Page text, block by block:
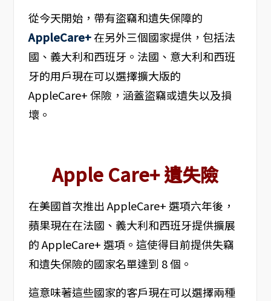
從今天開始，帶有盜竊和遺失保障的
AppleCare+在另外三個國家提供，包括法
國、義大利和西班牙。法國、意大利和西班
牙的用戶現在可以選擇擴大版的
AppleCare+ 保險，涵蓋盜竊或遺失以及損
壞。
Apple Care+ 遺失險
在美國首次推出 AppleCare+ 選項六年後，
蘋果現在在法國、義大利和西班牙提供擴展
的 AppleCare+ 選項。這使得目前提供失竊
和遺失保險的國家名單達到 8 個。
這意味著這些國家的客戶現在可以選擇兩種